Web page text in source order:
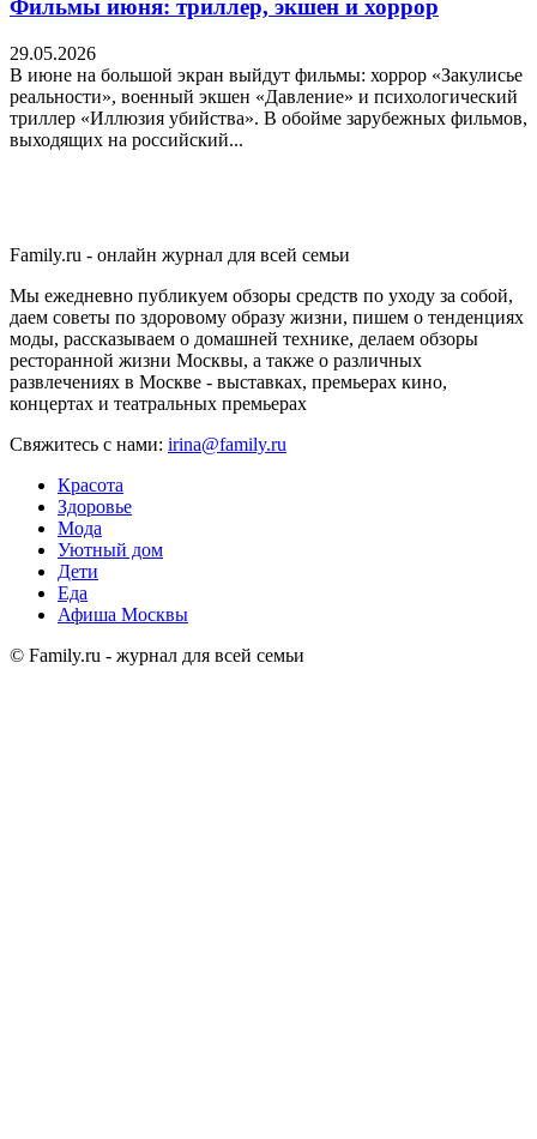
Фильмы июня: триллер, экшен и хоррор
29.05.2026
В июне на большой экран выйдут фильмы: хоррор «Закулисье
реальности», военный экшен «Давление» и психологический
триллер «Иллюзия убийства». В обойме зарубежных фильмов,
выходящих на российский...
Family.ru - онлайн журнал для всей семьи
Мы ежедневно публикуем обзоры средств по уходу за собой,
даем советы по здоровому образу жизни, пишем о тенденциях
моды, рассказываем о домашней технике, делаем обзоры
ресторанной жизни Москвы, а также о различных
развлечениях в Москве - выставках, премьерах кино,
концертах и театральных премьерах
Свяжитесь с нами: irina@family.ru
Красота
Здоровье
Мода
Уютный дом
Дети
Еда
Афиша Москвы
© Family.ru - журнал для всей семьи